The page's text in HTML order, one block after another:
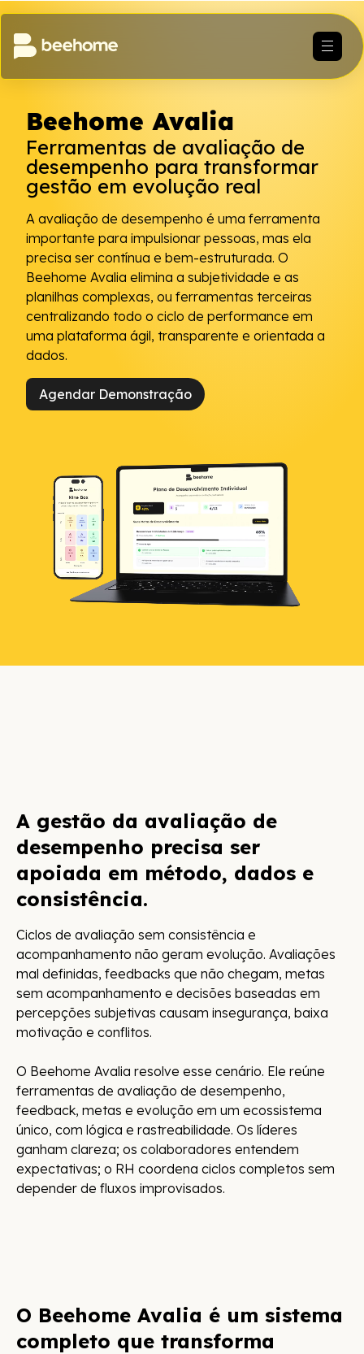
Beehome Avalia
Ferramentas de avaliação de
desempenho para transformar
gestão em evolução real
A avaliação de desempenho é uma ferramenta
importante para impulsionar pessoas, mas ela
precisa ser contínua e bem-estruturada. O
Beehome Avalia elimina a subjetividade e as
planilhas complexas, ou ferramentas terceiras
centralizando todo o ciclo de performance em
uma plataforma ágil, transparente e orientada a
dados.
Agendar Demonstração
A gestão da avaliação de
desempenho precisa ser
apoiada em método, dados e
consistência.
Ciclos de avaliação sem consistência e
acompanhamento não geram evolução. Avaliações
mal definidas, feedbacks que não chegam, metas
sem acompanhamento e decisões baseadas em
percepções subjetivas causam insegurança, baixa
motivação e conflitos.
O Beehome Avalia resolve esse cenário. Ele reúne
ferramentas de avaliação de desempenho,
feedback, metas e evolução em um ecossistema
único, com lógica e rastreabilidade. Os líderes
ganham clareza; os colaboradores entendem
expectativas; o RH coordena ciclos completos sem
depender de fluxos improvisados.
O Beehome Avalia é um sistema
completo que transforma